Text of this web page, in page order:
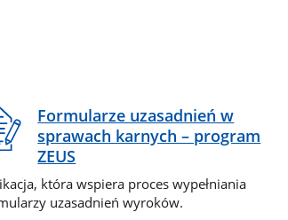
Formularze uzasadnień w
sprawach karnych – program
ZEUS
która wspiera proces wypełniania
uzasadnień wyroków.